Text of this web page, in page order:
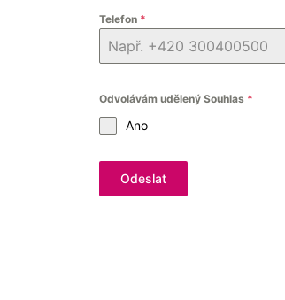
Telefon *
Odvolávám udělený Souhlas *
Ano
Odeslat